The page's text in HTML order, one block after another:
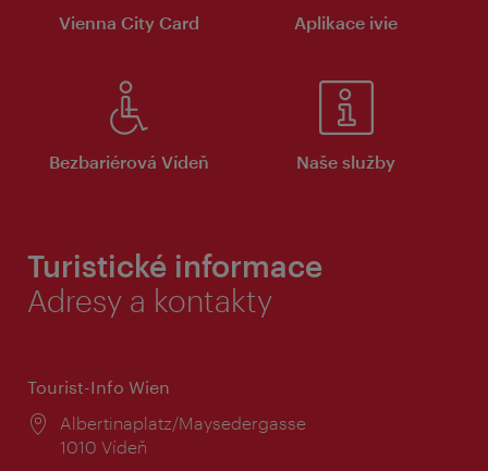
Vienna City Card Aplikace ivie
Bezbariérová Vídeň Naše služby
Turistické informace
Adresy a kontakty
Tourist-Info Wien
Místo:
Albertinaplatz/Maysedergasse
1010 Vídeň